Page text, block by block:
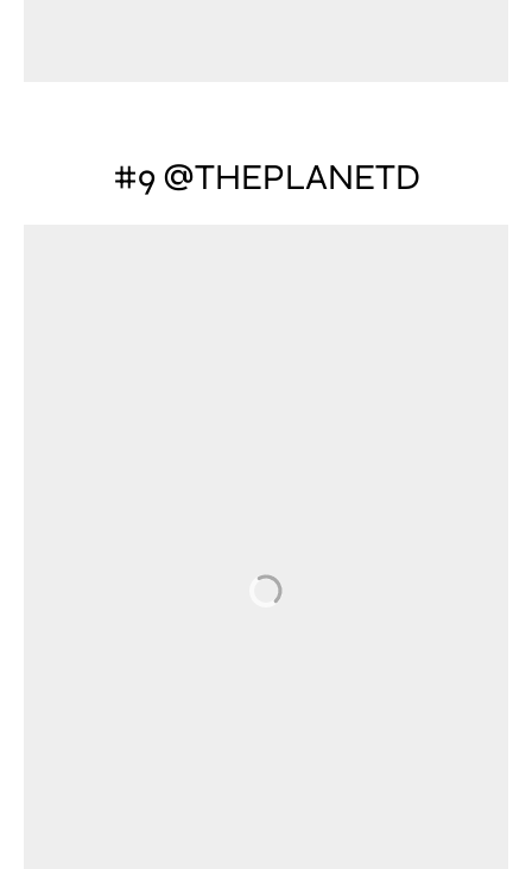
#9 @THEPLANETD